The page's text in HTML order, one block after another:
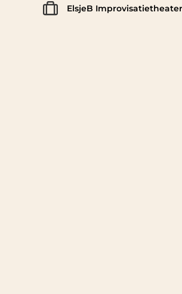
ElsjeB Improvisatietheater